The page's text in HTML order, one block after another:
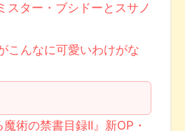
スター・ブシドーとスサノ
こんなに可愛いわけがな
術の禁書目録II』新OP・